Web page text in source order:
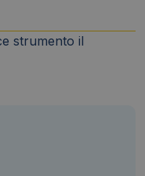
strumento il